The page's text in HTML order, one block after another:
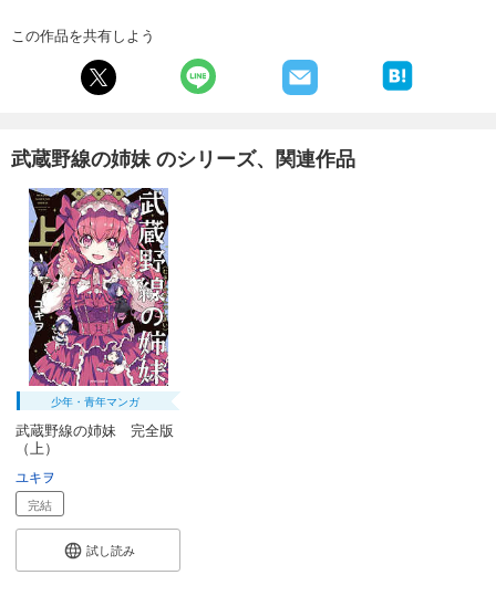
この作品を共有しよう
武蔵野線の姉妹 のシリーズ、関連作品
少年・青年マンガ
武蔵野線の姉妹 完全版
（上）
ユキヲ
完結
試し読み